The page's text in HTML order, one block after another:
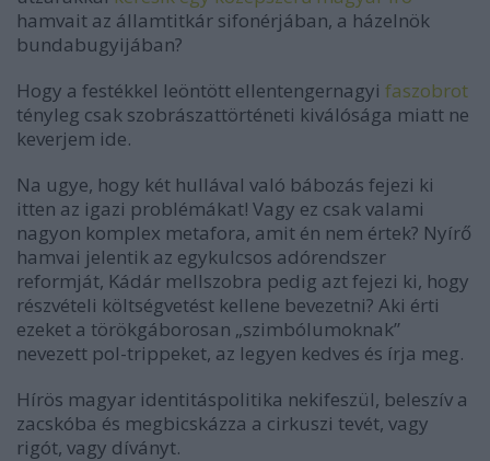
hamvait az államtitkár sifonérjában, a házelnök
bundabugyijában?
Hogy a festékkel leöntött ellentengernagyi faszobrot
tényleg csak szobrászattörténeti kiválósága miatt ne
keverjem ide.
Na ugye, hogy két hullával való bábozás fejezi ki
itten az igazi problémákat! Vagy ez csak valami
nagyon komplex metafora, amit én nem értek? Nyírő
hamvai jelentik az egykulcsos adórendszer
reformját, Kádár mellszobra pedig azt fejezi ki, hogy
részvételi költségvetést kellene bevezetni? Aki érti
ezeket a törökgáborosan „szimbólumoknak”
nevezett pol-trippeket, az legyen kedves és írja meg.
Hírös magyar identitáspolitika nekifeszül, beleszív a
zacskóba és megbicskázza a cirkuszi tevét, vagy
rigót, vagy díványt.